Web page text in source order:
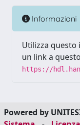
Informazioni
Utilizza
un link a
https://
Powered by